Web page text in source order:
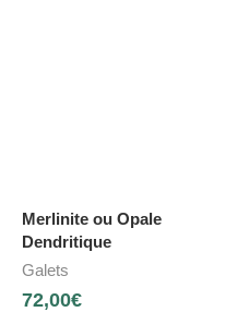
Merlinite ou Opale
Dendritique
Galets
72,00€